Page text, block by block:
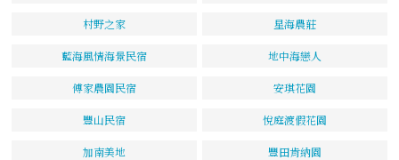
村野之家 星海農莊
藍海風情海景民宿 地中海戀人
傅家農園民宿 安琪花園
豐山民宿 悅庭渡假花園
加南美地 豐田肯納園